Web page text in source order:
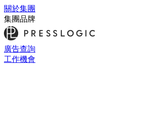
關於集團
集團品牌
廣告查詢
工作機會